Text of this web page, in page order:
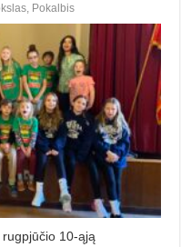
Pokalbis
10-ąją